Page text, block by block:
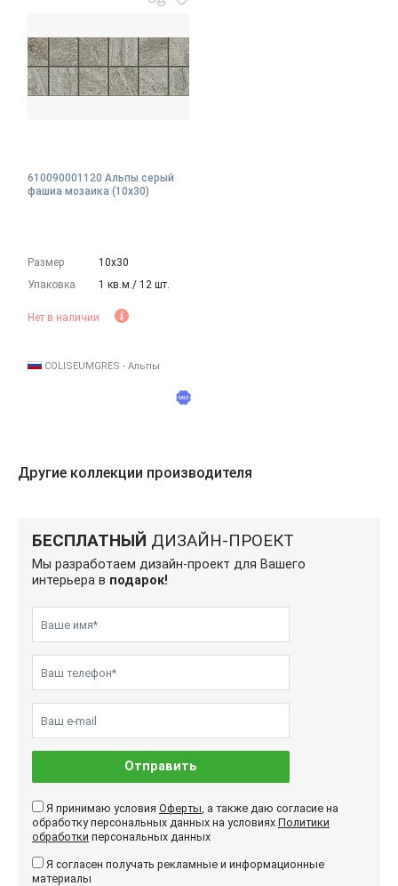
610090001120 Альпы серый
фашиа мозаика (10x30)
Размер
10х30
Упаковка
1 кв.м./ 12 шт.
Нет в наличии
COLISEUMGRES - Альпы
Другие коллекции производителя
БЕСПЛАТНЫЙ ДИЗАЙН-ПРОЕКТ
Мы разработаем дизайн-проект для Вашего
интерьера в подарок!
Отправить
Я принимаю условия Оферты, а также даю согласие на
обработку персональных данных на условиях Политики
обработки персональных данных
Я согласен получать рекламные и информационные
материалы